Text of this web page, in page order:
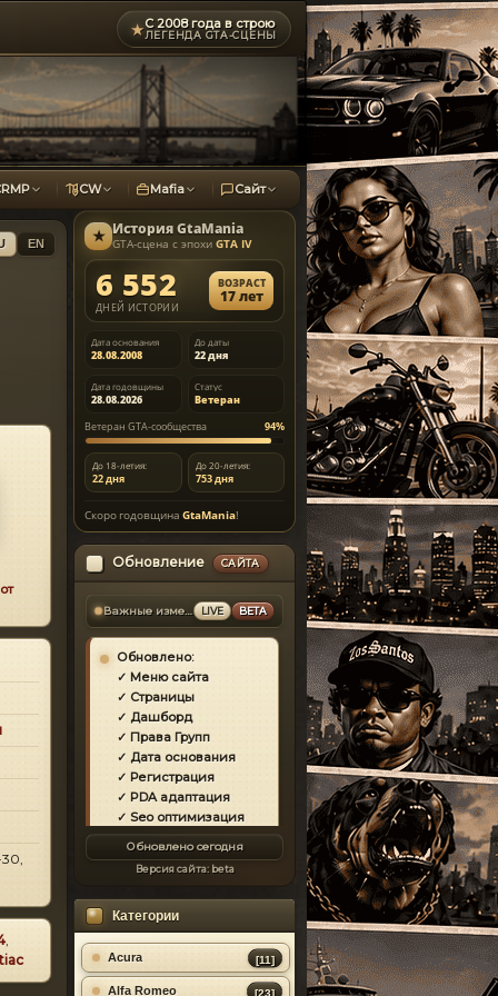
★С 2008 года в строю
ЛЕГЕНДА GTA-СЦЕНЫ
CW Mafia Сайт
EN
,
★ ИсторияGtaMania
GTA-сцена с эпохи GTA IV
6 552
ДНЕЙ ИСТОРИИ
ВОЗРАСТ
17 лет
Дата основания
28.08.2008
До даты
22 дня
Дата годовщины
28.08.2026
Статус
Ветеран
Ветеран GTA-сообщества
94%
До 18-летия:
22 дня
До 20-летия:
753 дня
Скоро годовщинаGtaMania!
Обновление САЙТА
Важные изменения LIVE BETA
Обновлено:
✓ Меню сайта
✓ Страницы
✓ Дашборд
✓ Права Групп
✓ Дата основания
✓ Регистрация
✓ PDA адаптация
✓ Seo оптимизация
✓ Загрузка страниц
✓ Моды
✓ Главная
✓ Репутация
✓ Золотой коммент
✓ Футер
✓ Форум
Обновлено сегодня
Версия сайта: beta
Категории
Acura [11]
Alfa Romeo [23]